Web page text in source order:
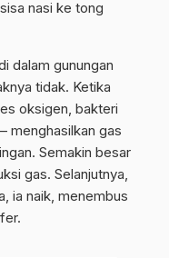
nasi ke tong
dalam gunungan
tidak. Ketika
oksigen, bakteri
menghasilkan gas
Semakin besar
gas. Selanjutnya,
ia naik, menembus